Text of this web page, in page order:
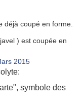
déjà coupé en forme.
) est coupée en
symbole des